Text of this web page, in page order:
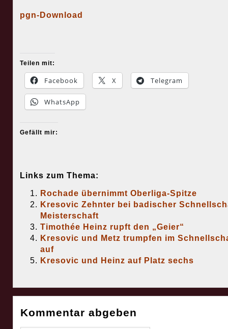
pgn-Download
Teilen mit:
Facebook X Telegram
WhatsApp
Gefällt mir:
Links zum Thema:
Rochade übernimmt Oberliga-Spitze
Kresovic Zehnter bei badischer
Meisterschaft
Timothée Heinz rupft den „Geier“
Kresovic und Metz trumpfen im
auf
Kresovic und Heinz auf Platz sechs
Kommentar abgeben